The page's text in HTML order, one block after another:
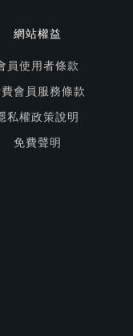
網站權益
員使用者條款
會員服務條款
私權政策說明
免費聲明